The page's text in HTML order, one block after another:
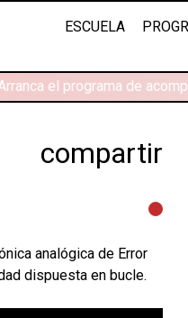
ESCUELA
el programa de
compartir
analógica de Error
dispuesta en bucle.